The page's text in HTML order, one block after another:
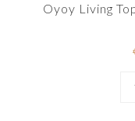
Oyoy Living